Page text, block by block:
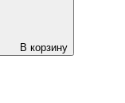
В корзину